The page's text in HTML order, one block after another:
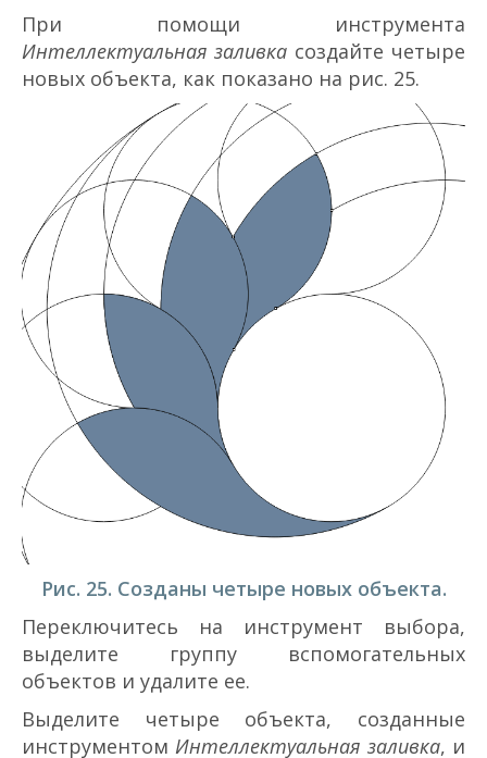
При помощи инструмента
Интеллектуальная заливка создайте четыре
новых объекта, как показано на рис. 25.
Рис. 25. Созданы четыре новых объекта.
Переключитесь на инструмент выбора,
выделите группу вспомогательных
объектов и удалите ее.
Выделите четыре объекта, созданные
инструментом Интеллектуальная заливка, и